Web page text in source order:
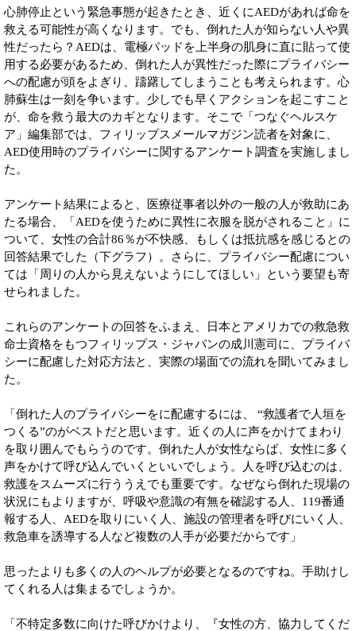
心肺停止という緊急事態が起きたとき、近くにAEDがあれば命を
救える可能性が高くなります。でも、倒れた人が知らない人や異
性だったら？AEDは、電極パッドを上半身の肌身に直に貼って使
用する必要があるため、倒れた人が異性だった際にプライバシー
への配慮が頭をよぎり、躊躇してしまうことも考えられます。心
肺蘇生は一刻を争います。少しでも早くアクションを起こすこと
が、命を救う最大のカギとなります。そこで「つなぐヘルスケ
ア」編集部では、フィリップスメールマガジン読者を対象に、
AED使用時のプライバシーに関するアンケート調査を実施しまし
た。
アンケート結果によると、医療従事者以外の一般の人が救助にあ
たる場合、「AEDを使うために異性に衣服を脱がされること」に
ついて、女性の合計86％が不快感、もしくは抵抗感を感じるとの
回答結果でした（下グラフ）。さらに、プライバシー配慮につい
ては「周りの人から見えないようにしてほしい」という要望も寄
せられました。
これらのアンケートの回答をふまえ、日本とアメリカでの救急救
命士資格をもつフィリップス・ジャパンの成川憲司に、プライバ
シーに配慮した対応方法と、実際の場面での流れを聞いてみまし
た。
「倒れた人のプライバシーをに配慮するには、 “救護者で人垣を
つくる”のがベストだと思います。近くの人に声をかけてまわり
を取り囲んでもらうのです。倒れた人が女性ならば、女性に多く
声をかけて呼び込んでいくといいでしょう。人を呼び込むのは、
救護をスムーズに行ううえでも重要です。なぜなら倒れた現場の
状況にもよりますが、呼吸や意識の有無を確認する人、119番通
報する人、AEDを取りにいく人、施設の管理者を呼びにいく人、
救急車を誘導する人など複数の人手が必要だからです」
思ったよりも多くの人のヘルプが必要となるのですね。手助けし
てくれる人は集まるでしょうか。
「不特定多数に向けた呼びかけより、『女性の方、協力してくだ